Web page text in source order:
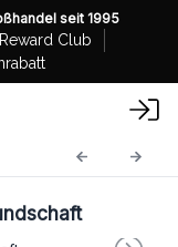
seit 1995
Club